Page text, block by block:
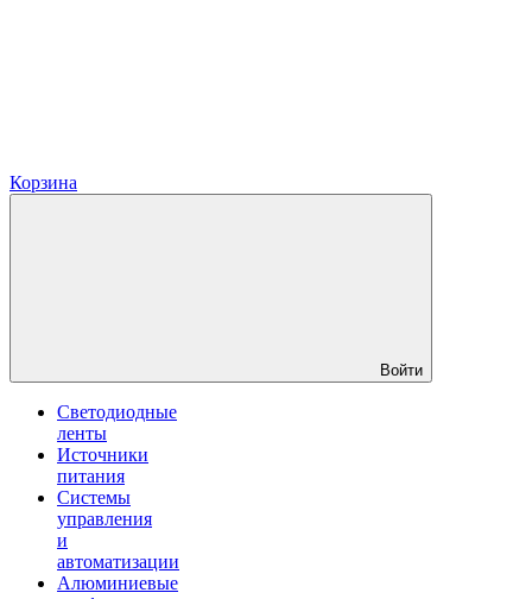
Корзина
Войти
Светодиодные
ленты
Источники
питания
Системы
управления
и
автоматизации
Алюминиевые